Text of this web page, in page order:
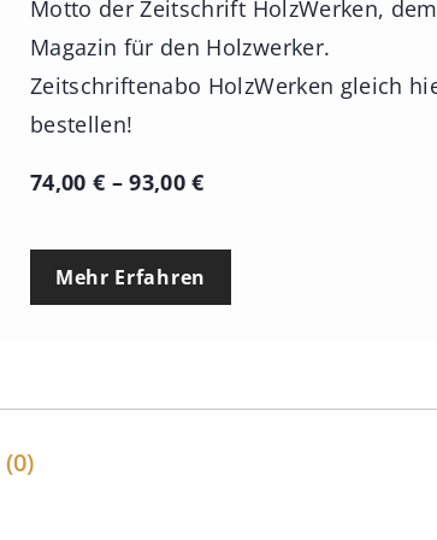
Motto der Zeitschrift HolzWerken, dem
Magazin für den Holzwerker.
Zeitschriftenabo HolzWerken gleich
bestellen!
74,00 € –93,00€P
e
p
Mehr Erfahren
(0)